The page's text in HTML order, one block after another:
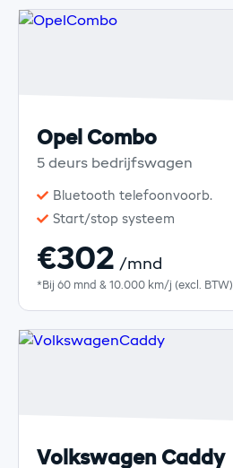
Opel Combo
5 deurs bedrijfswagen
Bluetooth telefoonvoorb.
Start/stop systeem
€302 /mnd
*Bij 60 mnd & 10.000 km/j (excl. BTW)
Volkswagen Caddy